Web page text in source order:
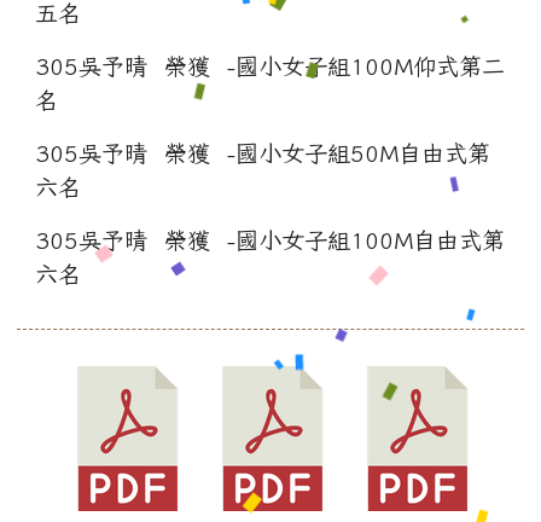
五名
305吳予晴 榮獲 -國小女子組100M仰式第二
名
305吳予晴 榮獲 -國小女子組50M自由式第
六名
305吳予晴 榮獲 -國小女子組100M自由式第
六名